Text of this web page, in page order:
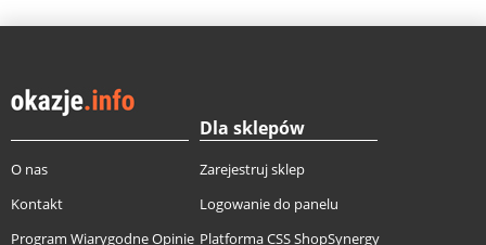
O nas
Kontakt
Program Wiarygodne Opinie
Dla sklepów
Zarejestruj sklep
Logowanie do panelu
Platforma CSS ShopSynergy